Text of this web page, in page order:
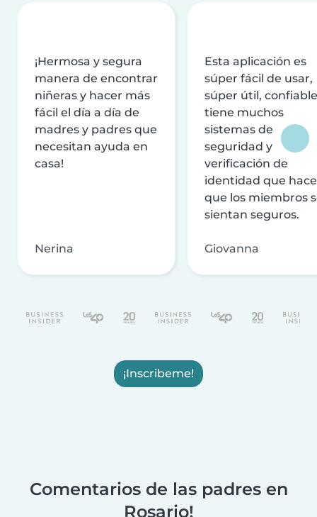
¡Hermosa y segura
manera de encontrar
niñeras y hacer más
fácil el día a día de
madres y padres que
necesitan ayuda en
casa!
Nerina
Esta aplicación es
súper fácil de usar,
súper útil,
tiene muchos
sistemas de
seguridad y
verificación de
identidad que
que los miembros
sientan seguros.
Giovanna
¡Inscribeme!
Comentarios de las padres en
Rosario!